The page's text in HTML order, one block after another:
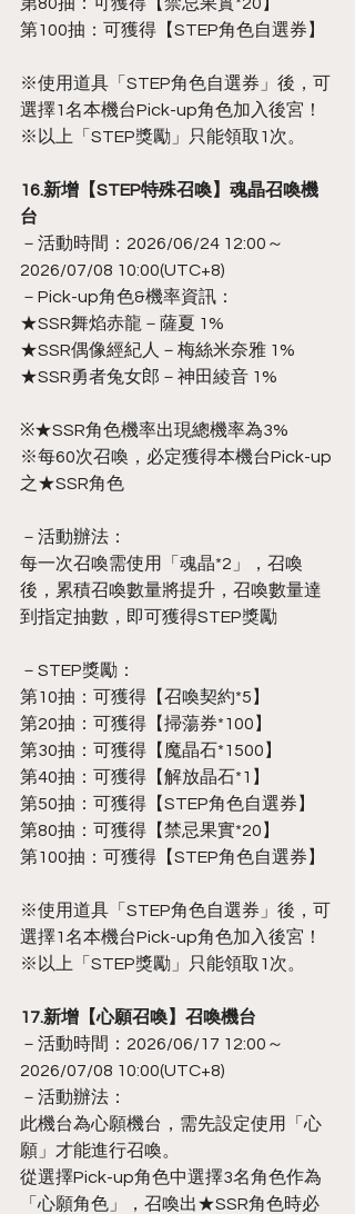
第100抽：可獲得【STEP角色自選券】
※使用道具「STEP角色自選券」後，可
選擇1名本機台Pick-up角色加入後宮！
※以上「STEP獎勵」只能領取1次。
16.新增【STEP特殊召喚】魂晶召喚機
台
－活動時間：2026/06/24 12:00～
2026/07/08 10:00(UTC+8)
－Pick-up角色&機率資訊：
★SSR舞焰赤龍－薩夏 1%
★SSR偶像經紀人－梅絲米奈雅 1%
★SSR勇者兔女郎－神田綾音 1%
※★SSR角色機率出現總機率為3%
※每60次召喚，必定獲得本機台Pick-up
之★SSR角色
－活動辦法：
每一次召喚需使用「魂晶*2」，召喚
後，累積召喚數量將提升，召喚數量達
到指定抽數，即可獲得STEP獎勵
－STEP獎勵：
第10抽：可獲得【召喚契約*5】
第20抽：可獲得【掃蕩券*100】
第30抽：可獲得【魔晶石*1500】
第40抽：可獲得【解放晶石*1】
第50抽：可獲得【STEP角色自選券】
第80抽：可獲得【禁忌果實*20】
第100抽：可獲得【STEP角色自選券】
※使用道具「STEP角色自選券」後，可
選擇1名本機台Pick-up角色加入後宮！
※以上「STEP獎勵」只能領取1次。
17.新增【心願召喚】召喚機台
－活動時間：2026/06/17 12:00～
2026/07/08 10:00(UTC+8)
－活動辦法：
此機台為心願機台，需先設定使用「心
願」才能進行召喚。
從選擇Pick-up角色中選擇3名角色作為
「心願角色」，召喚出★SSR角色時必